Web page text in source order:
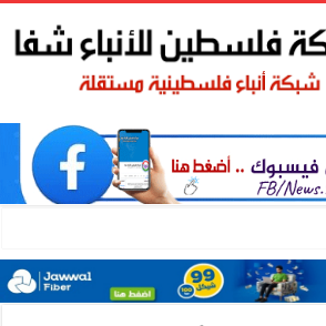
ميدانياً مع أكثر من (60) مواطناً من مخيم قلنديا